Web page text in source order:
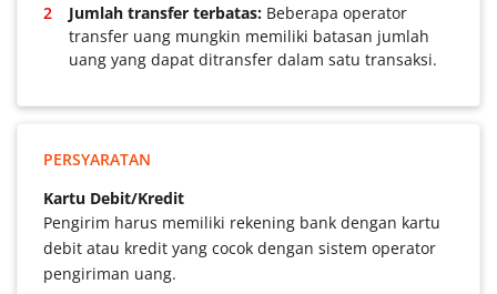
Jumlah transfer terbatas: Beberapa operator
transfer uang mungkin memiliki batasan jumlah
uang yang dapat ditransfer dalam satu transaksi.
PERSYARATAN
Kartu Debit/Kredit
Pengirim harus memiliki rekening bank dengan kartu
debit atau kredit yang cocok dengan sistem operator
pengiriman uang.